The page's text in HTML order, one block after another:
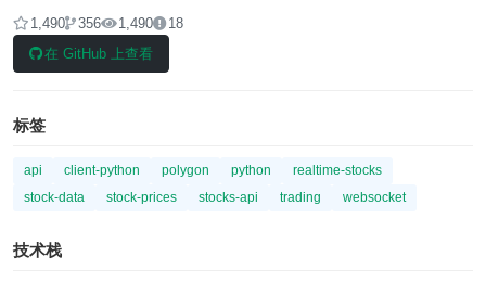
1,490 356 1,490
18
在 GitHub 上查看
标签
api client-python polygon python
realtime-stocks
stock-data
stock-prices stocks-api trading websocket
技术栈